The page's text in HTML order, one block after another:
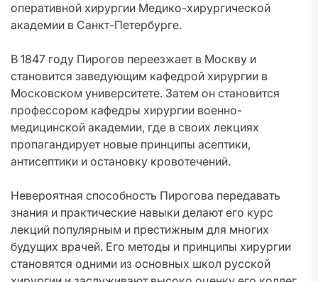
оперативной хирургии Медико-хирургической
академии в Санкт-Петербурге.
В 1847 году Пирогов переезжает в Москву и
становится заведующим кафедрой хирургии в
Московском университете. Затем он становится
профессором кафедры хирургии военно-
медицинской академии, где в своих лекциях
пропагандирует новые принципы асептики,
антисептики и остановку кровотечений.
Невероятная способность Пирогова передавать
знания и практические навыки делают его курс
лекций популярным и престижным для многих
будущих врачей. Его методы и принципы хирургии
становятся одними из основных школ русской